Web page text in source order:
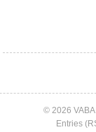
© 2026
Entries